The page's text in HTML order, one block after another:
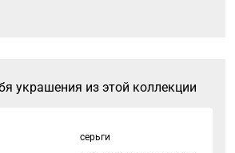
украшения из этой коллекции
серьги